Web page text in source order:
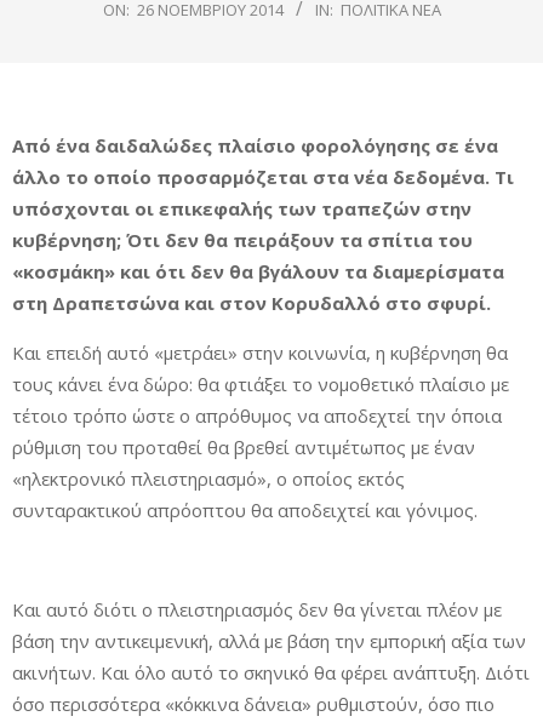
ON: 26 ΝΟΕΜΒΡΊΟΥ 2014 IN: ΠΟΛΙΤΙΚΆ ΝΈΑ
Από ένα δαιδαλώδες πλαίσιο φορολόγησης σε ένα
άλλο το οποίο προσαρμόζεται στα νέα δεδομένα. Τι
υπόσχονται οι επικεφαλής των τραπεζών στην
κυβέρνηση; Ότι δεν θα πειράξουν τα σπίτια του
«κοσμάκη» και ότι δεν θα βγάλουν τα διαμερίσματα
στη Δραπετσώνα και στον Κορυδαλλό στο σφυρί.
Και επειδή αυτό «μετράει» στην κοινωνία, η κυβέρνηση θα
τους κάνει ένα δώρο: θα φτιάξει το νομοθετικό πλαίσιο με
τέτοιο τρόπο ώστε ο απρόθυμος να αποδεχτεί την όποια
ρύθμιση του προταθεί θα βρεθεί αντιμέτωπος με έναν
«ηλεκτρονικό πλειστηριασμό», ο οποίος εκτός
συνταρακτικού απρόοπτου θα αποδειχτεί και γόνιμος.
Και αυτό διότι ο πλειστηριασμός δεν θα γίνεται πλέον με
βάση την αντικειμενική, αλλά με βάση την εμπορική αξία των
ακινήτων. Και όλο αυτό το σκηνικό θα φέρει ανάπτυξη. Διότι
όσο περισσότερα «κόκκινα δάνεια» ρυθμιστούν, όσο πιο